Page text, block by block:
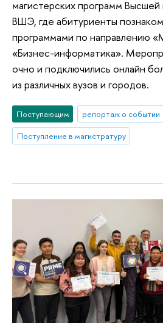
магистерских программ
ВШЭ, где абитуриенты
программами по направлению
«Бизнес-информатика».
очно и подключились онлайн
из различных вузов и городов.
Поступающим репортаж о событии
Поступление в магистратуру